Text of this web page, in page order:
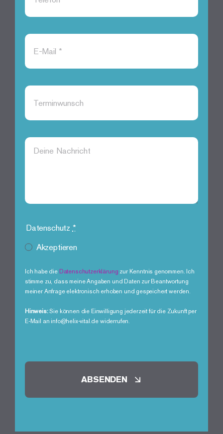
Datenschutz *
Akzeptieren
Ich habe die Datenschutzerklärung zur Kenntnis genommen. Ich
stimme zu, dass meine Angaben und Daten zur Beantwortung
meiner Anfrage elektronisch erhoben und gespeichert werden.
Hinweis:Sie können die Einwilligung jederzeit für die Zukunft per
E-Mail an info@helix-vital.de widerrufen.
ABSENDEN